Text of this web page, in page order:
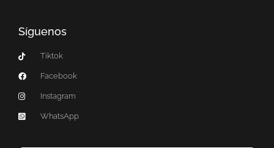
Síguenos
Tiktok
Facebook
Instagram
WhatsApp